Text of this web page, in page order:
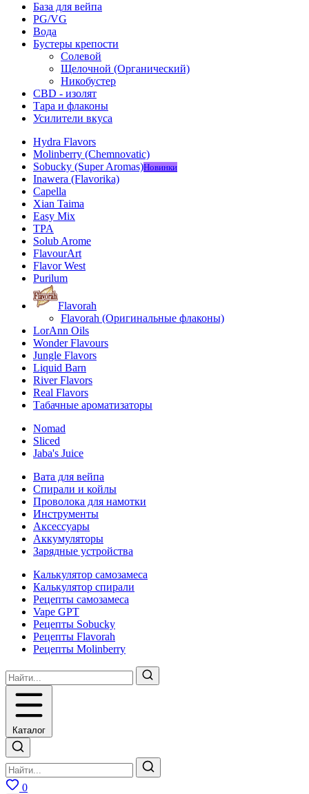
База для вейпа
PG/VG
Вода
Бустеры крепости
Солевой
Щелочной (Органический)
Никобустер
CBD - изолят
Тара и флаконы
Усилители вкуса
Hydra Flavors
Molinberry (Chemnovatic)
Sobucky (Super Aromas)Новинки
Inawera (Flavorika)
Capella
Xian Taima
Easy Mix
TPA
Solub Arome
FlavourArt
Flavor West
Purilum
Flavorah
Flavorah (Оригинальные флаконы)
LorAnn Oils
Wonder Flavours
Jungle Flavors
Liquid Barn
River Flavors
Real Flavors
Табачные ароматизаторы
Nomad
Sliced
Jaba's Juice
Вата для вейпа
Спирали и койлы
Проволока для намотки
Инструменты
Аксесcуары
Аккумуляторы
Зарядные устройства
Калькулятор самозамеса
Калькулятор спирали
Рецепты самозамеса
Vape GPT
Рецепты Sobucky
Рецепты Flavorah
Рецепты Molinberry
Каталог
0